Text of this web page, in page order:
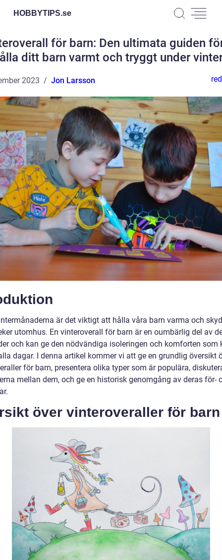
HOBBYTIPS.se
för barn: Den ultimata guiden
ditt barn varmt och tryggt under
2023 Jon Larsson
är det viktigt att hålla våra barn varma och
utomhus. En vinteroverall för barn är en oumbärlig del av
och kan ge den nödvändiga isoleringen och komforten som
dagar. I denna artikel kommer vi att ge en grundlig översikt
för barn, presentera olika typer som är populära,
mellan dem, och ge en historisk genomgång av deras för-
över vinteroveraller för barn